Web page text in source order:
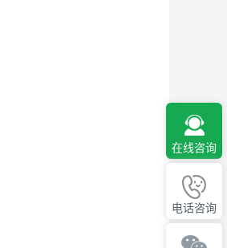
在线咨询
电话咨询